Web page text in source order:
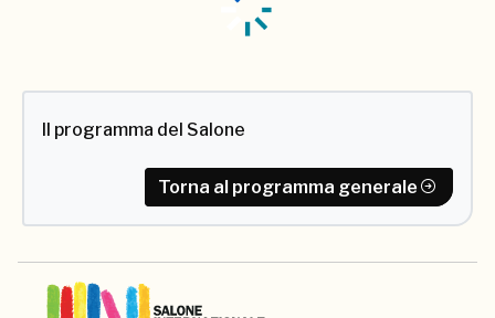
Il programma del Salone
Torna al programma generale